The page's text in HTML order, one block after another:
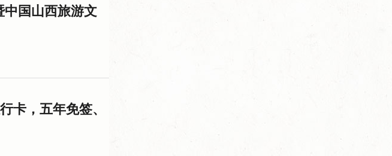
中国山西旅游文
，五年免签、